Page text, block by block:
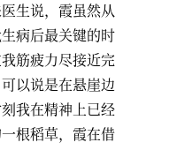
生说，霞虽然从
病后最关键的时
筋疲力尽接近完
以说是在悬崖边
我在精神上已经
根稻草，霞在借